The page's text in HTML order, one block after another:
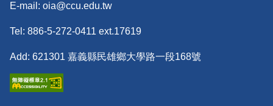
E-mail: oia@ccu.edu.tw
Tel: 886-5-272-0411 ext.17619
Add: 621301 嘉義縣民雄鄉大學路一段168號